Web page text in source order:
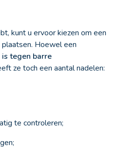
kunt u ervoor kiezen om een
Hoewel een
tegen barre
ze toch een aantal nadelen:
te controleren;